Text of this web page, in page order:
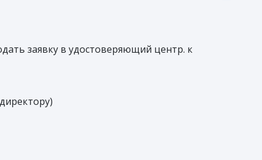
заявку в удостоверяющий центр. к